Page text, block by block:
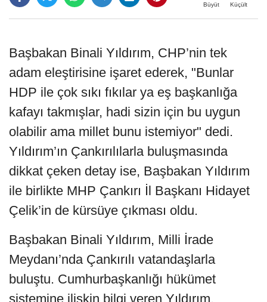
Büyüt Küçült
Başbakan Binali Yıldırım, CHP’nin tek
adam eleştirisine işaret ederek, "Bunlar
HDP ile çok sıkı fıkılar ya eş başkanlığa
kafayı takmışlar, hadi sizin için bu uygun
olabilir ama millet bunu istemiyor" dedi.
Yıldırım’ın Çankırılılarla buluşmasında
dikkat çeken detay ise, Başbakan Yıldırım
ile birlikte MHP Çankırı İl Başkanı Hidayet
Çelik’in de kürsüye çıkması oldu.
Başbakan Binali Yıldırım, Milli İrade
Meydanı’nda Çankırılı vatandaşlarla
buluştu. Cumhurbaşkanlığı hükümet
sistemine ilişkin bilgi veren Yıldırım,